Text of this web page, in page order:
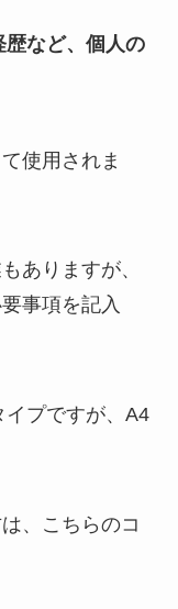
歴など、個人の
使用されま
ありますが、
事項を記入
イプですが、A4
、こちらのコ